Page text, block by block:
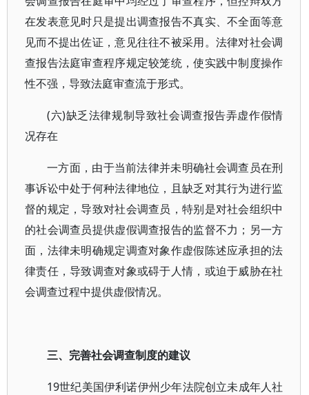
在发表意见时只是提出调查报告不真实、不全面等意
见而不提出佐证，意见往往不被采用。法律对社会调
查报告法庭审查程序规定较笼统，使实践中制度操作
性不强，导致法庭审查流于形式。
(六)缺乏法律规制导致社会调查报告弄虚作假情
况存在
一方面，由于当前法律并未明确社会调查员在刑
事诉讼中处于何种法律地位，且缺乏对其行为进行监
督的规定，导致对社会调查员，特别是对社会组织中
的社会调查员提供虚假调查报告的监督不力；另一方
面，法律未明确规定调查对象作虚假陈述应承担的法
律责任，导致调查对象或碍于人情，或迫于威胁在社
会调查过程中提供虚假情况。
三、完善社会调查制度的建议
19世纪美国伊利诺伊州少年法院创立未成年人社